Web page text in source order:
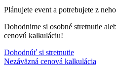
Plánujete event a potrebujete z
Dohodnime si osobné stretnutie
cenovú kalkuláciu!
Dohodnúť si stretnutie
Nezáväzná cenová kalkulácia